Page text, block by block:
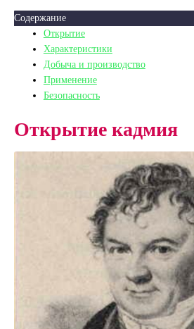
Содержание
Открытие
Характеристики
Добыча и производство
Применение
Безопасность
Открытие кадмия